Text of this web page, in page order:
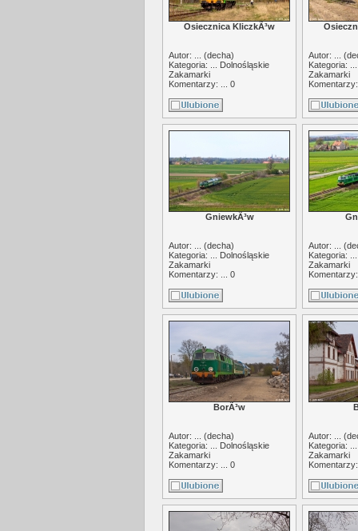
Osiecznica KliczkÃ³w
Autor: ... (decha)
Kategoria: ... Dolnośląskie
Zakamarki
Komentarzy: ... 0
Autor: ... (
Kategoria:
Zakamarki
GniewkÃ³w
Autor: ... (decha)
Kategoria: ... Dolnośląskie
Zakamarki
Komentarzy: ... 0
Autor: ... (
Kategoria:
Zakamarki
BorÃ³w
Autor: ... (decha)
Kategoria: ... Dolnośląskie
Zakamarki
Komentarzy: ... 0
Autor: ... (
Kategoria:
Zakamarki